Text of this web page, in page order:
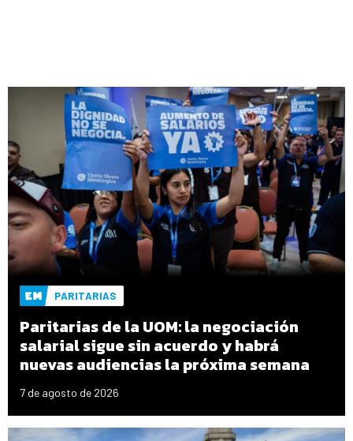
PARITARIAS
Paritarias de la UOM: la negociación
salarial sigue sin acuerdo y habrá
nuevas audiencias la próxima semana
7 de agosto de 2026